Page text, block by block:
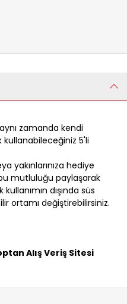
zamanda kendi
5'li
yakınlarınıza hediye
mutluluğu paylaşarak
dışında süs
ortamı değiştirebilirsiniz.
Alış Veriş Sitesi